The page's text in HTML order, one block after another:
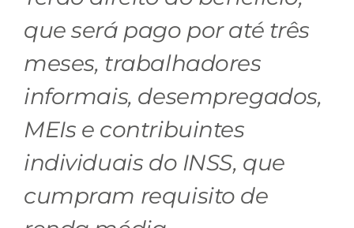
que será pago por até três
meses, trabalhadores
informais, desempregados,
MEIs e contribuintes
individuais do INSS, que
cumpram requisito de